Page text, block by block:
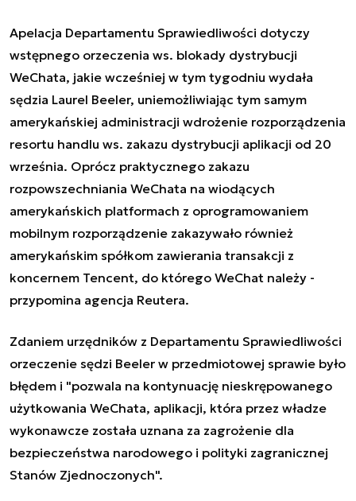
Apelacja Departamentu Sprawiedliwości dotyczy
wstępnego orzeczenia ws. blokady dystrybucji
WeChata, jakie wcześniej w tym tygodniu wydała
sędzia Laurel Beeler, uniemożliwiając tym samym
amerykańskiej administracji wdrożenie rozporządzenia
resortu handlu ws. zakazu dystrybucji aplikacji od 20
września. Oprócz praktycznego zakazu
rozpowszechniania WeChata na wiodących
amerykańskich platformach z oprogramowaniem
mobilnym rozporządzenie zakazywało również
amerykańskim spółkom zawierania transakcji z
koncernem Tencent, do którego WeChat należy -
przypomina agencja Reutera.
Zdaniem urzędników z Departamentu Sprawiedliwości
orzeczenie sędzi Beeler w przedmiotowej sprawie było
błędem i "pozwala na kontynuację nieskrępowanego
użytkowania WeChata, aplikacji, która przez władze
wykonawcze została uznana za zagrożenie dla
bezpieczeństwa narodowego i polityki zagranicznej
Stanów Zjednoczonych".